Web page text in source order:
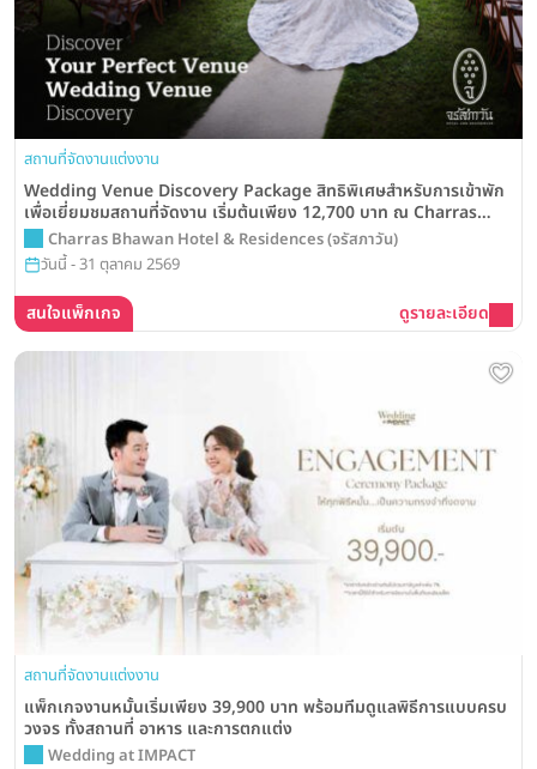
สถานที่จัดงานแต่งงาน
Wedding Venue Discovery Package สิทธิพิเศษสำหรับการเข้าพัก
เพื่อเยี่ยมชมสถานที่จัดงาน เริ่มต้นเพียง 12,700 บาท ณ Charras
Bhawan Hotel and Residences
Charras Bhawan Hotel & Residences (จรัสภาวัน)
วันนี้ - 31 ตุลาคม 2569
สนใจแพ็กเกจ ดูรายละเอียด
สถานที่จัดงานแต่งงาน
แพ็กเกจงานหมั้นเริ่มเพียง 39,900 บาท พร้อมทีมดูแลพิธีการแบบครบ
วงจร ทั้งสถานที่ อาหาร และการตกแต่ง
Wedding at IMPACT